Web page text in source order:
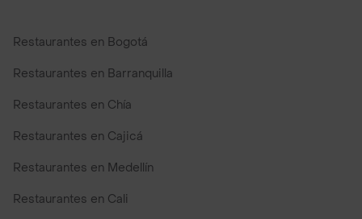
Restaurantes en Bogotá
Restaurantes en Barranquilla
Restaurantes en Chía
Restaurantes en Cajicá
Restaurantes en Medellín
Restaurantes en Cali